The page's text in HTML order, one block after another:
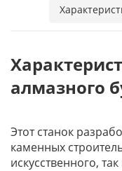
алмазного
Этот станок
каменных
искусственного,